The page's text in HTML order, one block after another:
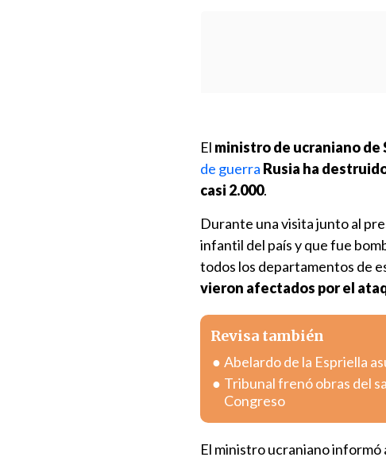
El ministro de ucraniano de
de guerra Rusia ha
casi 2.000.
Durante una visita junto al
infantil del país y que fue
todos los departamentos de
vieron afectados por el
Revisa también
Abelardo de la Espriella
Tribunal frenó obras del
Congreso
El ministro ucraniano